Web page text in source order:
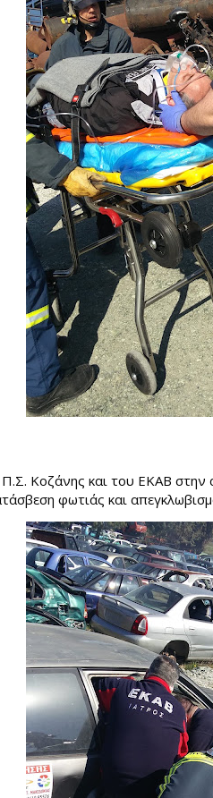
Κοζάνης και του ΕΚΑΒ στην